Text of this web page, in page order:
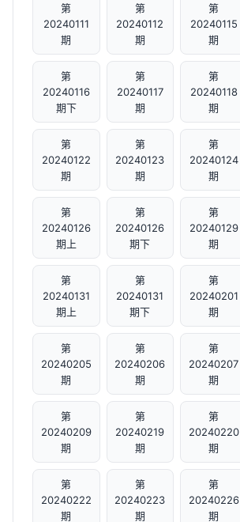
第
20240111
期
第
20240112
期
第
20240115
期
第
20240116
期下
第
20240117
期
第
20240118
期
第
20240122
期
第
20240123
期
第
20240124
期
第
20240126
期上
第
20240126
期下
第
20240129
期
第
20240131
期上
第
20240131
期下
第
20240201
期
第
20240205
期
第
20240206
期
第
20240207
期
第
20240209
期
第
20240219
期
第
20240220
期
第
20240222
期
第
20240223
期
第
20240226
期